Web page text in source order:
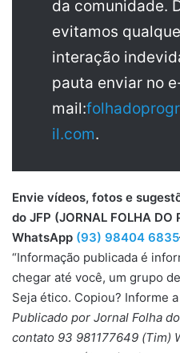
da comunidade.
evitamos
interação
pauta enviar no
mail:
il.com.
Envie vídeos, fotos e
do JFP (JORNAL FOLHA DO
WhatsApp (93) 98404 6835
“Informação publicada é
chegar até você, um grupo
Seja ético. Copiou? Informe a
Publicado por Jornal Folha
contato 93 981177649 (Tim)